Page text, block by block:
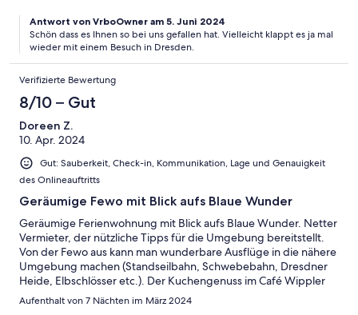
Antwort von VrboOwner am 5. Juni 2024
Schön dass es Ihnen so bei uns gefallen hat. Vielleicht klappt es ja mal
wieder mit einem Besuch in Dresden.
Verifizierte Bewertung
8/10 – Gut
Doreen Z.
10. Apr. 2024
Gut: Sauberkeit, Check-in, Kommunikation, Lage und Genauigkeit
des Onlineauftritts
Geräumige Fewo mit Blick aufs Blaue Wunder
Geräumige Ferienwohnung mit Blick aufs Blaue Wunder. Netter
Vermieter, der nützliche Tipps für die Umgebung bereitstellt.
Von der Fewo aus kann man wunderbare Ausflüge in die nähere
Umgebung machen (Standseilbahn, Schwebebahn, Dresdner
Heide, Elbschlösser etc.). Der Kuchengenuss im Café Wippler
(Eierschecke und Zupfkuchen) war für mich ein (tägliches)
Aufenthalt von 7 Nächten im März 2024